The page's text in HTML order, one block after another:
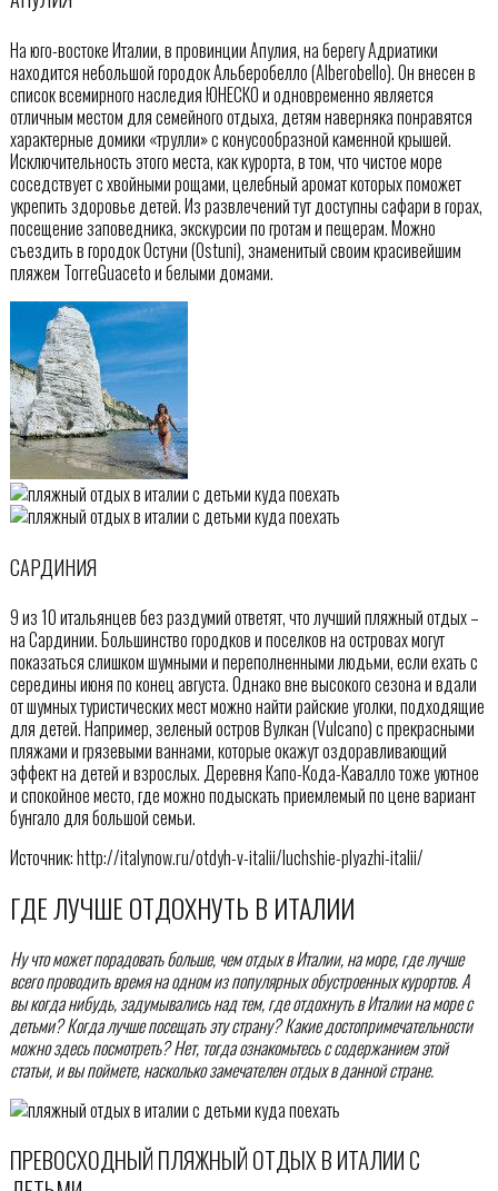
На юго-востоке Италии, в провинции Апулия, на берегу Адриатики
находится небольшой городок Альберобелло (Alberobello). Он внесен в
список всемирного наследия ЮНЕСКО и одновременно является
отличным местом для семейного отдыха, детям наверняка понравятся
характерные домики «трулли» с конусообразной каменной крышей.
Исключительность этого места, как курорта, в том, что чистое море
соседствует с хвойными рощами, целебный аромат которых поможет
укрепить здоровье детей. Из развлечений тут доступны сафари в горах,
посещение заповедника, экскурсии по гротам и пещерам. Можно
съездить в городок Остуни (Ostuni), знаменитый своим красивейшим
пляжем TorreGuaceto и белыми домами.
САРДИНИЯ
9 из 10 итальянцев без раздумий ответят, что лучший пляжный отдых –
на Сардинии. Большинство городков и поселков на островах могут
показаться слишком шумными и переполненными людьми, если ехать с
середины июня по конец августа. Однако вне высокого сезона и вдали
от шумных туристических мест можно найти райские уголки, подходящие
для детей. Например, зеленый остров Вулкан (Vulcano) с прекрасными
пляжами и грязевыми ваннами, которые окажут оздоравливающий
эффект на детей и взрослых. Деревня Капо-Кода-Кавалло тоже уютное
и спокойное место, где можно подыскать приемлемый по цене вариант
бунгало для большой семьи.
Источник: http://italynow.ru/otdyh-v-italii/luchshie-plyazhi-italii/
ГДЕ ЛУЧШЕ ОТДОХНУТЬ В ИТАЛИИ
Ну что может порадовать больше, чем отдых в Италии, на море, где лучше
всего проводить время на одном из популярных обустроенных курортов. А
вы когда нибудь, задумывались над тем, где отдохнуть в Италии на море с
детьми? Когда лучше посещать эту страну? Какие достопримечательности
можно здесь посмотреть? Нет, тогда ознакомьтесь с содержанием этой
статьи, и вы поймете, насколько замечателен отдых в данной стране.
ПРЕВОСХОДНЫЙ ПЛЯЖНЫЙ ОТДЫХ В ИТАЛИИ С